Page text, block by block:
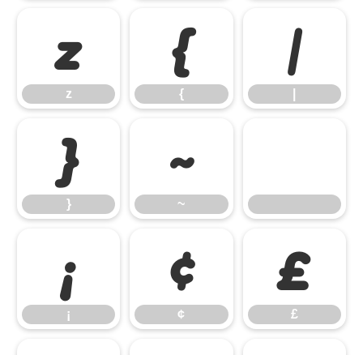
z
z
{
{
|
}
}
~
~
¡
¡
¢
¢
£
£